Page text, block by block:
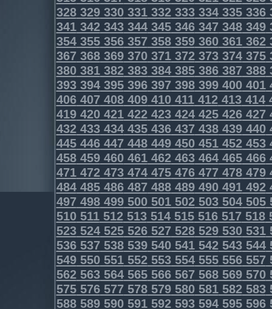
328329330331332333334335336
341342343344345346347348349
354355356357358359360361362
367368369370371372373374375
380381382383384385386387388
393394395396397398399400401
406407408409410411412413414
419420421422423424425426427
432433434435436437438439440
445446447448449450451452453
458459460461462463464465466
471472473474475476477478479
484485486487488489490491492
497498499500501502503504505
510511512513514515516517518
523524525526527528529530531
536537538539540541542543544
549550551552553554555556557
562563564565566567568569570
575576577578579580581582583
588589590591592593594595596